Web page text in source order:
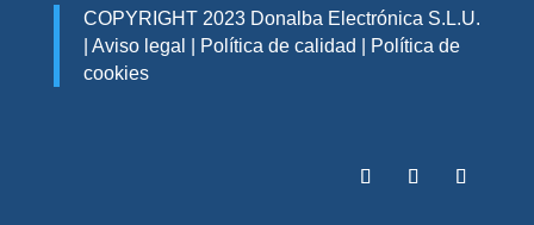
COPYRIGHT 2023 Donalba Electrónica S.L.U.
Aviso legal Política de calidad
Política de
cookies